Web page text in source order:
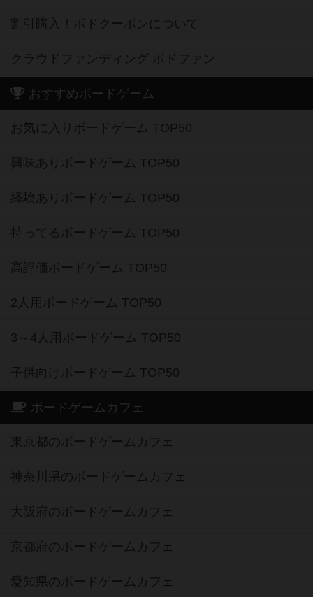
割引購入！ボドクーポンについて
クラウドファンディング ボドファン
おすすめボードゲーム
お気に入りボードゲーム TOP50
興味ありボードゲーム TOP50
経験ありボードゲーム TOP50
持ってるボードゲーム TOP50
高評価ボードゲーム TOP50
2人用ボードゲーム TOP50
3～4人用ボードゲーム TOP50
子供向けボードゲーム TOP50
ボードゲームカフェ
東京都のボードゲームカフェ
神奈川県のボードゲームカフェ
大阪府のボードゲームカフェ
京都府のボードゲームカフェ
愛知県のボードゲームカフェ